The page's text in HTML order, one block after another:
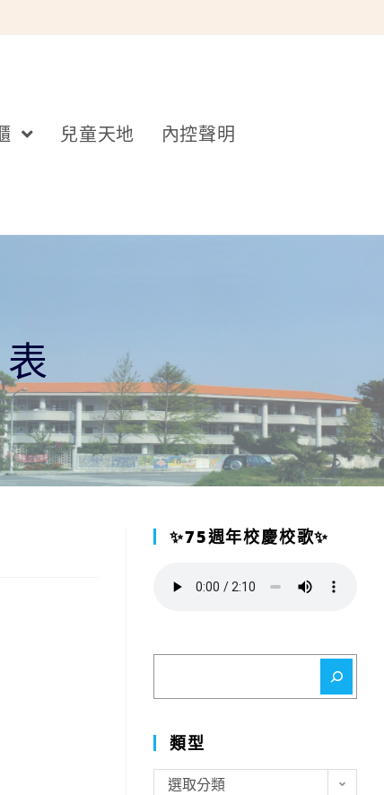
兒童天地 內控聲明
✨75週年校慶校歌✨
類型
選取分類